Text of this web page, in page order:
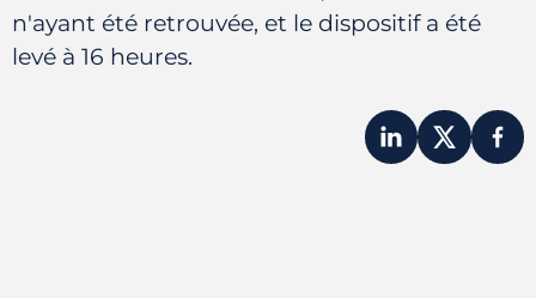
n'ayant été retrouvée, et le dispositif a été
levé à 16 heures.